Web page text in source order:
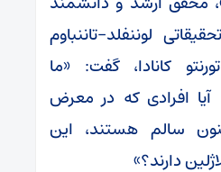
لوننفلد-تاننباوم
کانادا، گفت: «ما
آیا افرادی که در معرض
سالم هستند، این
دارند؟»